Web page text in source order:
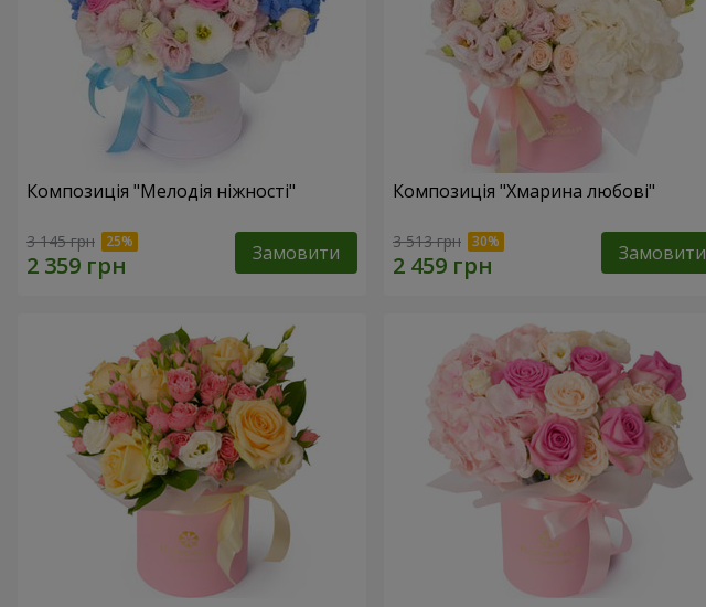
Композиція "Мелодія ніжності"
3 145 грн Замовити
Композиція "Хмарина любові"
3 513 грн Замовити